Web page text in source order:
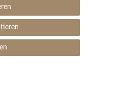
bei: ebay.de,